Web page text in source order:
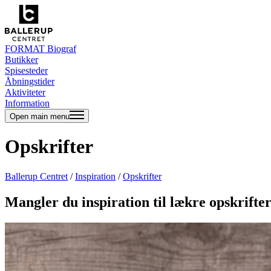
FORMAT Biograf
Butikker
Spisesteder
Åbningstider
Aktiviteter
Information
Open main menu
Opskrifter
Ballerup Centret /Inspiration /Opskrifter
Mangler du inspiration til lækre